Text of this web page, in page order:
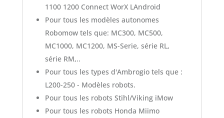
1100 1200 Connect WorX LAndroid
Pour tous les modèles autonomes
Robomow tels que: MC300, MC500,
MC1000, MC1200, MS-Serie, série RL,
série RM,..
Pour tous les types d'Ambrogio tels que :
L200-250 - Modèles robots.
Pour tous les robots Stihl/Viking iMow
Pour tous les robots Honda Miimo